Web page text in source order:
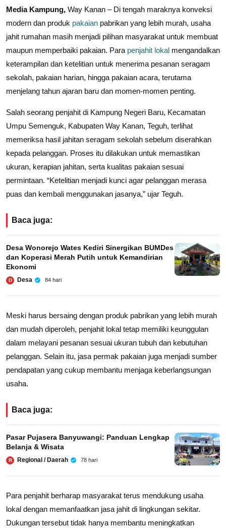
Media Kampung, Way Kanan – Di tengah maraknya konveksi
modern dan produk pakaian pabrikan yang lebih murah, usaha
jahit rumahan masih menjadi pilihan masyarakat untuk membuat
maupun memperbaiki pakaian. Para penjahit lokal mengandalkan
keterampilan dan ketelitian untuk menerima pesanan seragam
sekolah, pakaian harian, hingga pakaian acara, terutama
menjelang tahun ajaran baru dan momen-momen penting.
Salah seorang penjahit di Kampung Negeri Baru, Kecamatan
Umpu Semenguk, Kabupaten Way Kanan, Teguh, terlihat
memeriksa hasil jahitan seragam sekolah sebelum diserahkan
kepada pelanggan. Proses itu dilakukan untuk memastikan
ukuran, kerapian jahitan, serta kualitas pakaian sesuai
permintaan. “Ketelitian menjadi kunci agar pelanggan merasa
puas dan kembali menggunakan jasanya,” ujar Teguh.
Baca juga:
Desa Wonorejo Wates Kediri Sinergikan BUMDes
dan Koperasi Merah Putih untuk Kemandirian
Ekonomi
D Desa 84 hari
Meski harus bersaing dengan produk pabrikan yang lebih murah
dan mudah diperoleh, penjahit lokal tetap memiliki keunggulan
dalam melayani pesanan sesuai ukuran tubuh dan kebutuhan
pelanggan. Selain itu, jasa permak pakaian juga menjadi sumber
pendapatan yang cukup membantu menjaga keberlangsungan
usaha.
Baca juga:
Pasar Pujasera Banyuwangi: Panduan Lengkap
Belanja & Wisata
R Regional / Daerah 78 hari
Para penjahit berharap masyarakat terus mendukung usaha
lokal dengan memanfaatkan jasa jahit di lingkungan sekitar.
Dukungan tersebut tidak hanya membantu meningkatkan